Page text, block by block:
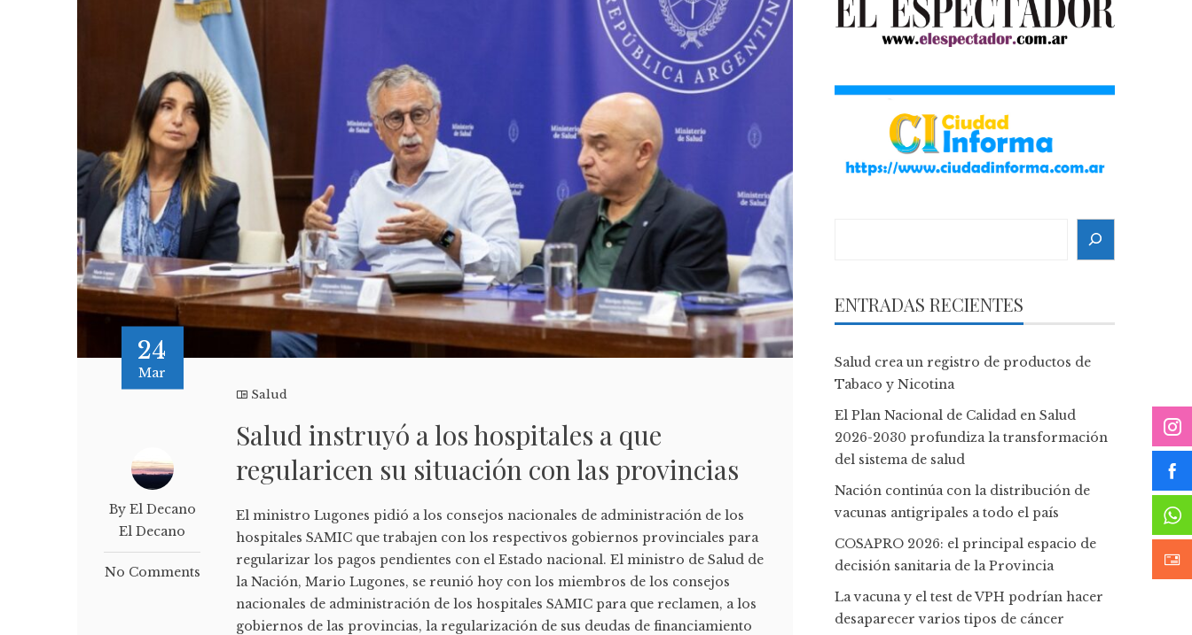
24
Mar
By El Decano
El Decano
No Comments
Salud
Salud instruyó a los hospitales a que
regularicen su situación con las provincias
El ministro Lugones pidió a los consejos nacionales de administración de los
hospitales SAMIC que trabajen con los respectivos gobiernos provinciales para
regularizar los pagos pendientes con el Estado nacional. El ministro de Salud de
la Nación, Mario Lugones, se reunió hoy con los miembros de los consejos
nacionales de administración de los hospitales SAMIC para que reclamen, a los
gobiernos de las provincias, la regularización de sus deudas de financiamiento
ENTRADAS RECIENTES
Salud crea un registro de productos de
Tabaco y Nicotina
El Plan Nacional de Calidad en Salud
2026-2030 profundiza la transformación
del sistema de salud
Nación continúa con la distribución de
vacunas antigripales a todo el país
COSAPRO 2026: el principal espacio de
decisión sanitaria de la Provincia
La vacuna y el test de VPH podrían hacer
desaparecer varios tipos de cáncer